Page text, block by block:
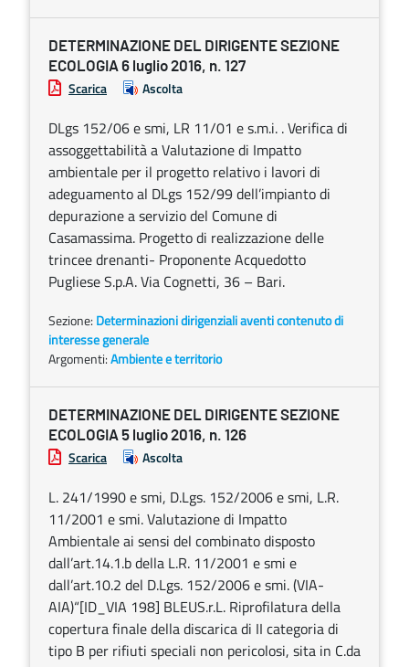
DETERMINAZIONE DEL DIRIGENTE SEZIONE
ECOLOGIA 6 luglio 2016, n. 127
Scarica Ascolta
DLgs 152/06 e smi, LR 11/01 e s.m.i. . Verifica di
assoggettabilità a Valutazione di Impatto
ambientale per il progetto relativo i lavori di
adeguamento al DLgs 152/99 dell’impianto di
depurazione a servizio del Comune di
Casamassima. Progetto di realizzazione delle
trincee drenanti- Proponente Acquedotto
Pugliese S.p.A. Via Cognetti, 36 – Bari.
Sezione: Determinazioni dirigenziali aventi contenuto di
interesse generale
Argomenti:Ambiente e territorio
DETERMINAZIONE DEL DIRIGENTE SEZIONE
ECOLOGIA 5 luglio 2016, n. 126
Scarica Ascolta
L. 241/1990 e smi, D.Lgs. 152/2006 e smi, L.R.
11/2001 e smi. Valutazione di Impatto
Ambientale ai sensi del combinato disposto
dall’art.14.1.b della L.R. 11/2001 e smi e
dall’art.10.2 del D.Lgs. 152/2006 e smi. (VIA-
AIA)“[ID_VIA 198] BLEUS.r.L. Riprofilatura della
copertura finale della discarica di II categoria di
tipo B per rifiuti speciali non pericolosi, sita in C.da